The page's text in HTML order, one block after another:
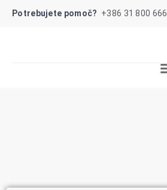
Potrebujete pomoč? +386 31 800 666